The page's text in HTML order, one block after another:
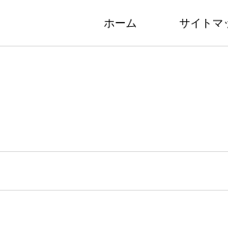
ホーム サイトマ